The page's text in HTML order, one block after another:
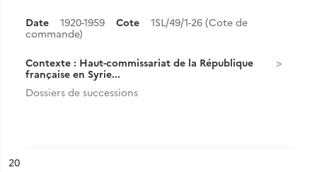
Date 1920-1959 Cote
1SL/49/1-26 (Cote de
commande)
Contexte : Haut-commissariat de la République
française en Syrie...
Dossiers de successions
n°
20